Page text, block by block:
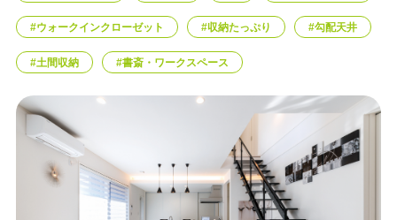
エリア限定商品
#ウォークインクローゼット #収納たっぷり #勾配天井
#土間収納 #書斎・ワークスペース